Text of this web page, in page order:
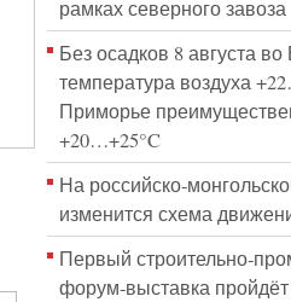
рамках северного завоза
Без осадков 8 августа
температура воздуха
Приморье
+20…+25°C
На
изменится схема
Первый
форум‑выставка